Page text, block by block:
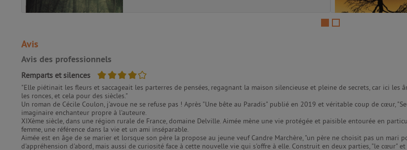
Avis
Avis des professionnels
Remparts et silences 4/5
"Elle piétinait les fleurs et saccageait les parterres de pensées, regagnant la maison silencieuse et pleine de secrets, car ici
les ronces, et cela pour des siècles."
Un roman de Cécile Coulon, j'avoue ne se refuse pas ! Après "Une bête au Paradis" publié en 2019 et véritable coup de cœur,
imaginaire enchanteur propre à l'auteure.
XIXème siècle, dans une région rurale de France, domaine Delville. Aimée mène une vie protégée et paisible entourée en
femme, une référence dans la vie et un ami inséparable.
Aimée est en âge de se marier et lorsque son père la propose au jeune veuf Candre Marchère, "un père ne choisit pas un mari
d'appréhension d'abord, mais aussi de curiosité face à cette nouvelle vie qui s'offre à elle. Construit en deux parties, "le cœur"